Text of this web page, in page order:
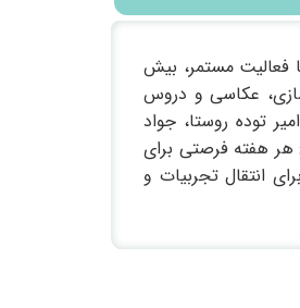
سال‌ها فعالیت مستمر، بیش
عکاسی و دروس
توده روستا، جواد
هر هفته فرصتی برای
انتقال تجربیات و